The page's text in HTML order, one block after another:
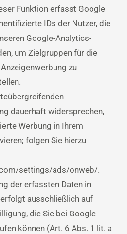
Funktion erfasst Google
IDs der Nutzer, die
Google-Analytics-
um Zielgruppen für die
zu
dauerhaft widersprechen,
Werbung in Ihrem
folgen Sie hierzu
settings/ads/onweb/.
der erfassten Daten in
ausschließlich auf
die Sie bei Google
können (Art. 6 Abs. 1 lit. a